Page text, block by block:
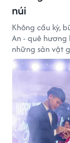
núi
Không cầu kỳ,
An - quê hương
những sản vật
của núi rừng.